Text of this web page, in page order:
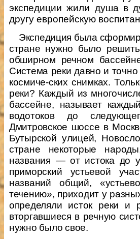
экспедиции жили душа в
другу европейскую
Экспедиция была
стране нужно было
обширном речном
Система реки давно и
космиче-ских снимках.
реки? Каждый из
бассейне, называет
водотоков до
Дмитровское шоссе в
Бутырской улицей,
стране некоторые
названия — от истока до
приморский устьевой
названий общий,
течению», приходит у
определяли исток реки и
вторгавшиеся в речную
нужно было свое.